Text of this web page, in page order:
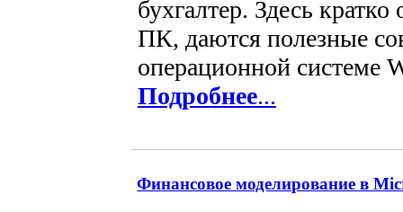
бухгалтер. Здесь
ПК, даются полезные
операционной системе
Подробнее...
Финансовое моделирование в